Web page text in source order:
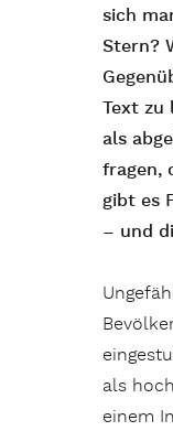
sich
Stern?
Text zu
als
fragen,
gibt es
– und
als
einem